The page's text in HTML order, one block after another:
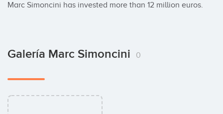
Marc Simoncini has invested more than 12 million euros.
Galería Marc Simoncini 0